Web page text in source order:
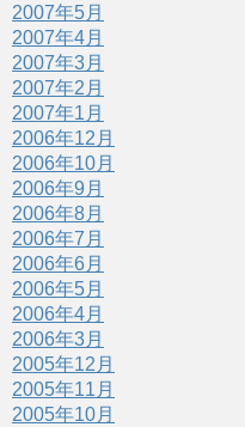
2007年5月
2007年4月
2007年3月
2007年2月
2007年1月
2006年12月
2006年10月
2006年9月
2006年8月
2006年7月
2006年6月
2006年5月
2006年4月
2006年3月
2005年12月
2005年11月
2005年10月